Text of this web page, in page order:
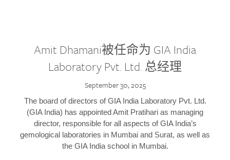
Amit Dhamani被任命为 GIA India
Laboratory Pvt. Ltd. 总经理
September 30, 2025
The board of directors of GIA India Laboratory Pvt. Ltd.
(GIA India) has appointed Amit Pratihari as managing
director, responsible for all aspects of GIA India’s
gemological laboratories in Mumbai and Surat, as well as
the GIA India school in Mumbai.